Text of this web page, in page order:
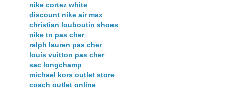
nike cortez white
discount nike air max
christian louboutin shoes
nike tn pas cher
ralph lauren pas cher
louis vuitton pas cher
sac longchamp
michael kors outlet store
coach outlet online